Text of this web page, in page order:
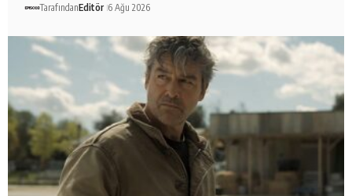
TarafındanEditör 6 Ağu 2026